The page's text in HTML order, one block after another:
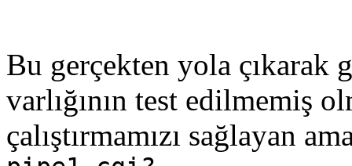
Bu gerçekten yola çıkarak
varlığının test edilmemiş
çalıştırmamızı sağlayan